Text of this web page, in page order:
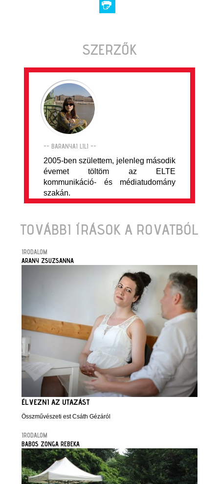
SZERZŐK
-- BARANYAI LILI --
2005-ben születtem, jelenleg második
évemet töltöm az ELTE
kommunikáció- és médiatudomány
szakán.
TOVÁBBI ÍRÁSOK A ROVATBÓL
IRODALOM
ARANY ZSUZSANNA
ÉLVEZNI AZ UTAZÁST
Összművészeti est Csáth Gézáról
IRODALOM
BABOS ZONGA REBEKA